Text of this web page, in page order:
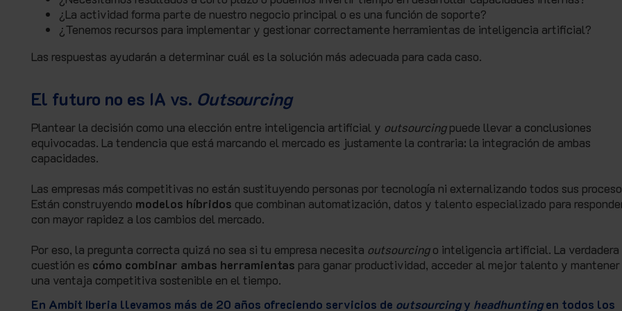
¿La actividad forma parte de nuestro negocio principal o es una función de soporte?
¿Tenemos recursos para implementar y gestionar correctamente herramientas de inteligencia artificial?
Las respuestas ayudarán a determinar cuál es la solución más adecuada para cada caso.
El futuro no es IA vs. Outsourcing
Plantear la decisión como una elección entre inteligencia artificial y outsourcingpuede llevar a conclusiones
equivocadas. La tendencia que está marcando el mercado es justamente la contraria: la integración de ambas
capacidades.
Las empresas más competitivas no están sustituyendo personas por tecnología ni externalizando todos sus
Están construyendo modelos híbridos que combinan automatización, datos y talento especializado para
con mayor rapidez a los cambios del mercado.
Por eso, la pregunta correcta quizá no sea si tu empresa necesita outsourcingo inteligencia artificial. La verdadera
cuestión es cómo combinar ambas herramientas para ganar productividad, acceder al mejor talento y mantener
una ventaja competitiva sostenible en el tiempo.
En Ambit Iberia llevamos más de 20 años ofreciendo servicios de outsourcingy headhuntingen todos los